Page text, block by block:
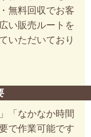
無料回収でお客
い販売ルートを
いただいており
「なかなか時間
で作業可能です